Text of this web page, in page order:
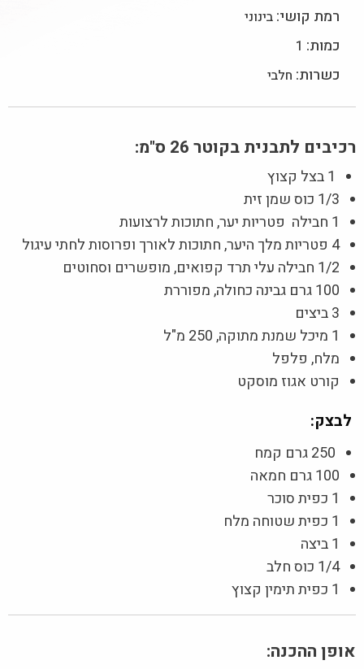
רמת קושי: בינוני
כמות: 1
כשרות: חלבי
רכיבים לתבנית בקוטר 26 ס"מ:
1 בצל קצוץ
1/3 כוס שמן זית
1 חבילה פטריות יער, חתוכות לרצועות
4 פטריות מלך היער, חתוכות לאורך ופרוסות לחתי עיגול
1/2 חבילה עלי תרד קפואים, מופשרים וסחוטים
100 גרם גבינה כחולה, מפוררת
3 ביצים
1 מיכל שמנת מתוקה, 250 מ"ל
מלח, פלפל
קורט אגוז מוסקט
לבצק:
250 גרם קמח
100 גרם חמאה
1 כפית סוכר
1 כפית שטוחה מלח
1 ביצה
1/4 כוס חלב
1 כפית תימין קצוץ
אופן ההכנה: